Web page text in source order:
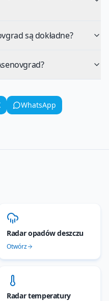
są dokładne?
WhatsApp
Radar opadów deszczu
Otwórz
Radar temperatury